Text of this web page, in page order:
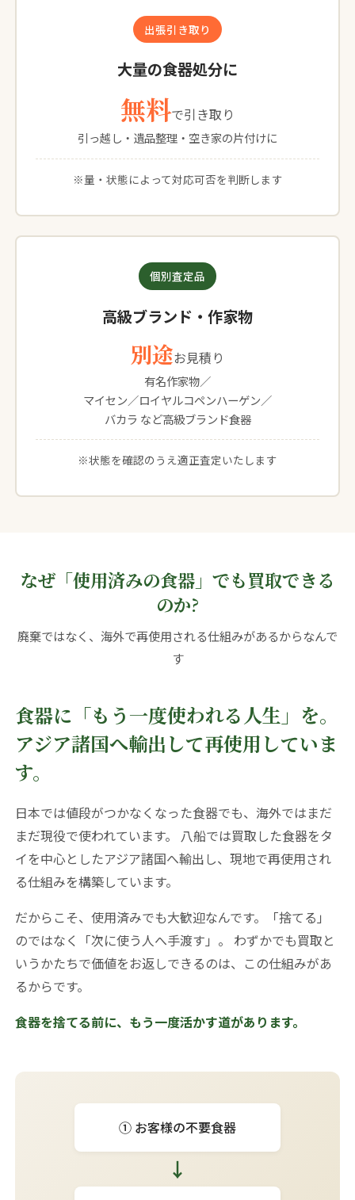
出張引き取り
大量の食器処分に
無料で引き取り
引っ越し・遺品整理・空き家の片付けに
※量・状態によって対応可否を判断します
個別査定品
高級ブランド・作家物
別途お見積り
有名作家物／
マイセン／ロイヤルコペンハーゲン／
バカラ など高級ブランド食器
※状態を確認のうえ適正査定いたします
なぜ「使用済みの食器」でも買取できる
のか?
廃棄ではなく、海外で再使用される仕組みがあるからなんで
す
食器に「もう一度使われる人生」を。
アジア諸国へ輸出して再使用していま
す。
日本では値段がつかなくなった食器でも、海外ではまだ
まだ現役で使われています。 八船では買取した食器をタ
イを中心としたアジア諸国へ輸出し、現地で再使用され
る仕組みを構築しています。
だからこそ、使用済みでも大歓迎なんです。「捨てる」
のではなく「次に使う人へ手渡す」。 わずかでも買取と
いうかたちで価値をお返しできるのは、この仕組みがあ
るからです。
食器を捨てる前に、もう一度活かす道があります。
① お客様の不要食器
↓